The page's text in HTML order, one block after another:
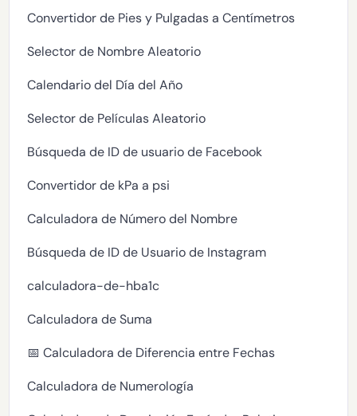
Convertidor de Pies y Pulgadas a Centímetros
Selector de Nombre Aleatorio
Calendario del Día del Año
Selector de Películas Aleatorio
Búsqueda de ID de usuario de Facebook
Convertidor de kPa a psi
Calculadora de Número del Nombre
Búsqueda de ID de Usuario de Instagram
calculadora-de-hba1c
Calculadora de Suma
📅 Calculadora de Diferencia entre Fechas
Calculadora de Numerología